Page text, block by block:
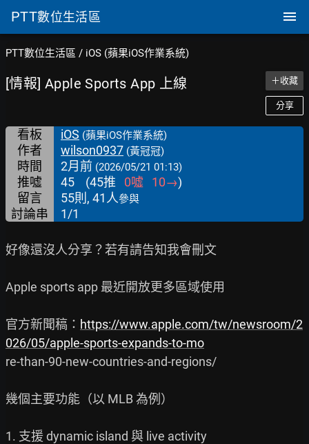
PTT數位生活區
PTT數位生活區 / iOS (蘋果iOS作業系統)
[情報] Apple Sports App 上線 ＋收藏
分享
看板 iOS (蘋果iOS作業系統)
作者 wilson0937 (黃冠冠)
時間 2月前 (2026/05/21 01:13)
推噓 45 (45推 0噓 10→)
留言
55則, 41人參與
討論串 1/1
好像還沒人分享？若有請告知我會刪文
Apple sports app 最近開放更多區域使用
官方新聞稿： https://www.apple.com/tw/newsroom/2
026/05/apple-sports-expands-to-mo
re-than-90-new-countries-and-regions/
幾個主要功能（以 MLB 為例）
1. 支援 dynamic island 與 live activity